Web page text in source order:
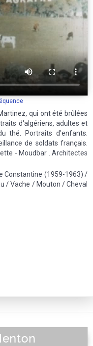
qui ont été brûlées
d'algériens, adultes et
thé. Portraits d'enfants.
de soldats français.
- Moudbar . Architectes
Constantine (1959-1963) /
/ Vache / Mouton / Cheval